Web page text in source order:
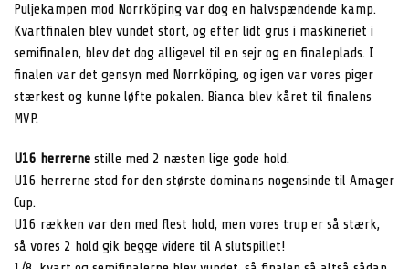
Puljekampen mod Norrköping var dog en halvspændende kamp.
Kvartfinalen blev vundet stort, og efter lidt grus i maskineriet i
semifinalen, blev det dog alligevel til en sejr og en finaleplads. I
finalen var det gensyn med Norrköping, og igen var vores piger
stærkest og kunne løfte pokalen. Bianca blev kåret til finalens
MVP.
U16 herrerne stille med 2 næsten lige gode hold.
U16 herrerne stod for den største dominans nogensinde til Amager
Cup.
U16 rækken var den med flest hold, men vores trup er så stærk,
så vores 2 hold gik begge videre til A slutspillet!